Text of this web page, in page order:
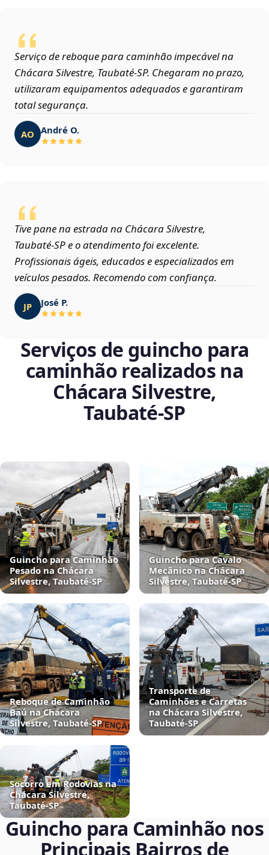
Serviço de reboque para caminhão impecável na
Chácara Silvestre, Taubaté‑SP. Chegaram no prazo,
utilizaram equipamentos adequados e garantiram
total segurança.
AO André O.
Tive pane na estrada na Chácara Silvestre,
Taubaté‑SP e o atendimento foi excelente.
Profissionais ágeis, educados e especializados em
veículos pesados. Recomendo com confiança.
JP José P.
Serviços de guincho para
caminhão realizados na
Chácara Silvestre,
Taubaté‑SP
Guincho para Caminhão
Pesado na Chácara
Silvestre, Taubaté‑SP
Guincho para Cavalo
Mecânico na Chácara
Silvestre, Taubaté‑SP
Reboque de Caminhão
Baú na Chácara
Silvestre, Taubaté‑SP
Transporte de
Caminhões e Carretas
na Chácara Silvestre,
Taubaté‑SP
Socorro em Rodovias na
Chácara Silvestre,
Taubaté‑SP
Guincho para Caminhão nos
Principais Bairros de